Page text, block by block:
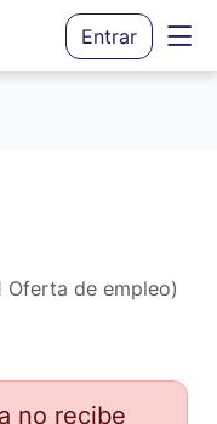
Entrar
Oferta de empleo)
no recibe